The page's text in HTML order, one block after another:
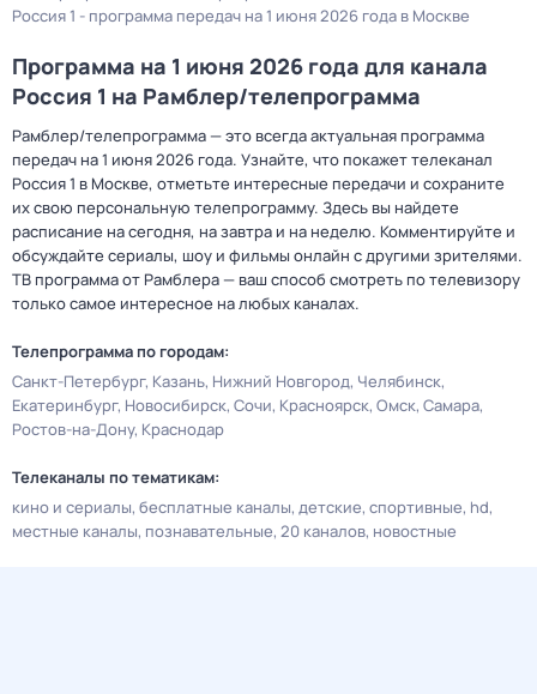
Россия 1 - программа передач на 1 июня 2026 года в Москве
Программа на 1 июня 2026 года для канала
Россия 1 на Рамблер/телепрограмма
Рамблер/телепрограмма — это всегда актуальная программа
передач на 1 июня 2026 года. Узнайте, что покажет телеканал
Россия 1 в Москве, отметьте интересные передачи и сохраните
их свою персональную телепрограмму. Здесь вы найдете
расписание на сегодня, на завтра и на неделю. Комментируйте и
обсуждайте сериалы, шоу и фильмы онлайн с другими зрителями.
ТВ программа от Рамблера — ваш способ смотреть по телевизору
только самое интересное на любых каналах.
Телепрограмма по городам:
Санкт-Петербург Казань Нижний Новгород Челябинск
Екатеринбург Новосибирск Сочи Красноярск Омск Самара
Ростов-на-Дону Краснодар
Телеканалы по тематикам:
кино и сериалы бесплатные каналы детские спортивные hd
местные каналы познавательные 20 каналов новостные